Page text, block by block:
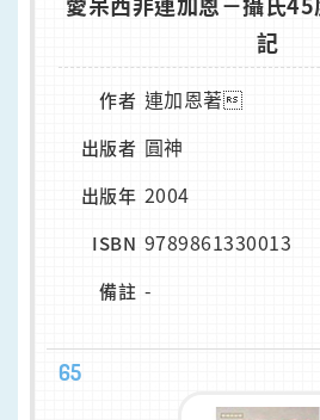
記
作者 連加恩著
出版者 圓神
出版年 2004
ISBN 9789861330013
備註 -
65